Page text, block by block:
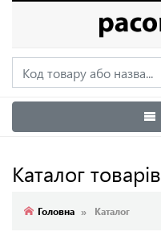
Каталог товарів
Головна Каталог